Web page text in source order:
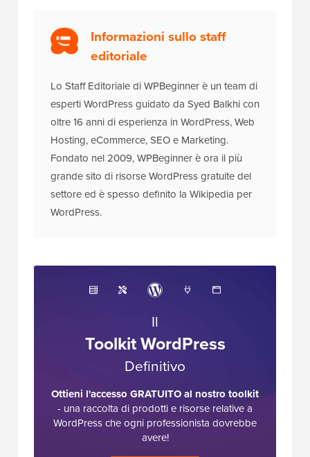
Informazioni sullo staff
editoriale
Lo Staff Editoriale di WPBeginner è un team di
esperti WordPress guidato da Syed Balkhi con
oltre 16 anni di esperienza in WordPress, Web
Hosting, eCommerce, SEO e Marketing.
Fondato nel 2009, WPBeginner è ora il più
grande sito di risorse WordPress gratuite del
settore ed è spesso definito la Wikipedia per
WordPress.
Il
Toolkit WordPress
Definitivo
Ottieni l'accesso GRATUITO al nostro toolkit
- una raccolta di prodotti e risorse relative a
WordPress che ogni professionista dovrebbe
avere!